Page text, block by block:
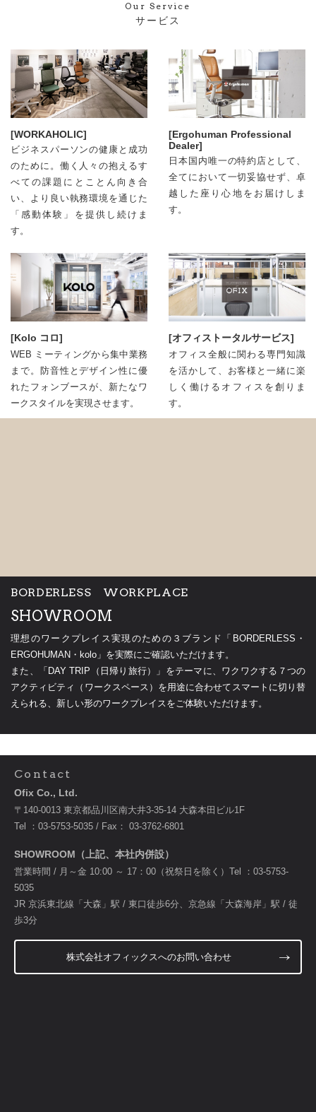
Our Service
サービス
[WORKAHOLIC]
ビジネスパーソンの健康と成功
のために。働く人々の抱えるす
べての課題にとことん向き合
い、より良い執務環境を通じた
「感動体験」を提供し続けま
す。
[Ergohuman Professional
Dealer]
日本国内唯⼀の特約店として、
全てにおいて⼀切妥協せず、卓
越した座り心地をお届けしま
す。
[Kolo コロ]
WEB ミーティングから集中業務
まで。防音性とデザイン性に優
れたフォンブースが、新たなワ
ークスタイルを実現させます。
[オフィストータルサービス]
オフィス全般に関わる専門知識
を活かして、お客様と⼀緒に楽
しく働けるオフィスを創りま
す。
BORDERLESS WORKPLACE
SHOWROOM
理想のワークプレイス実現のための３ブランド「BORDERLESS・
ERGOHUMAN・kolo」を実際にご確認いただけます。
また、「DAY TRIP（日帰り旅行）」をテーマに、ワクワクする７つの
アクティビティ（ワークスペース）を用途に合わせてスマートに切り替
えられる、新しい形のワークプレイスをご体験いただけます。
Contact
Ofix Co., Ltd.
〒140-0013 東京都品川区南大井3-35-14 大森本田ビル1F
Tel ： 03-5753-5035 / Fax： 03-3762-6801
SHOWROOM（上記、本社内併設）
営業時間 / 月～金 10:00 ～ 17：00（祝祭日を除く）Tel ： 03-5753-
5035
JR 京浜東北線「大森」駅 / 東口徒歩6分、京急線「大森海岸」駅 / 徒
歩3分
株式会社オフィックスへのお問い合わせ